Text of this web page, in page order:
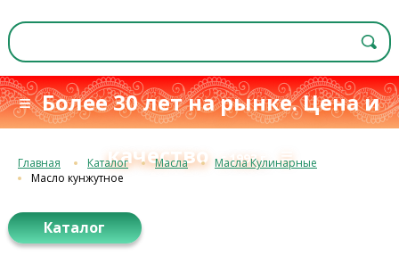
≡ Более 30 лет на рынке. Цена и
качествос 1993 г.≡
Главная Каталог Масла
Масла Кулинарные
Масло кунжутное
Каталог